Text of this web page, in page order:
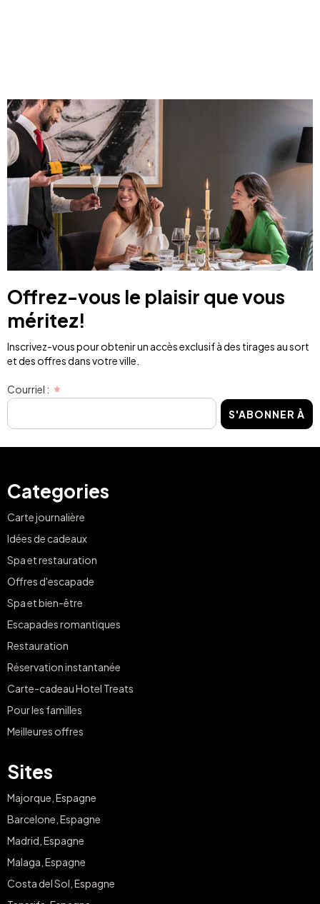
Offrez-vous le plaisir que vous
méritez!
Inscrivez-vous pour obtenir un accès exclusif à des tirages au sort
et des offres dans votre ville.
Courriel :
S'ABONNER À
Categories
Carte journalière
Idées de cadeaux
Spa et restauration
Offres d'escapade
Spa et bien-être
Escapades romantiques
Restauration
Réservation instantanée
Carte-cadeau Hotel Treats
Pour les familles
Meilleures offres
Sites
Majorque, Espagne
Barcelone, Espagne
Madrid, Espagne
Malaga, Espagne
Costa del Sol, Espagne